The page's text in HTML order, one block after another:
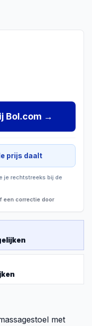
Bol.com →
prijs daalt
je rechtstreeks bij de
een correctie door
met